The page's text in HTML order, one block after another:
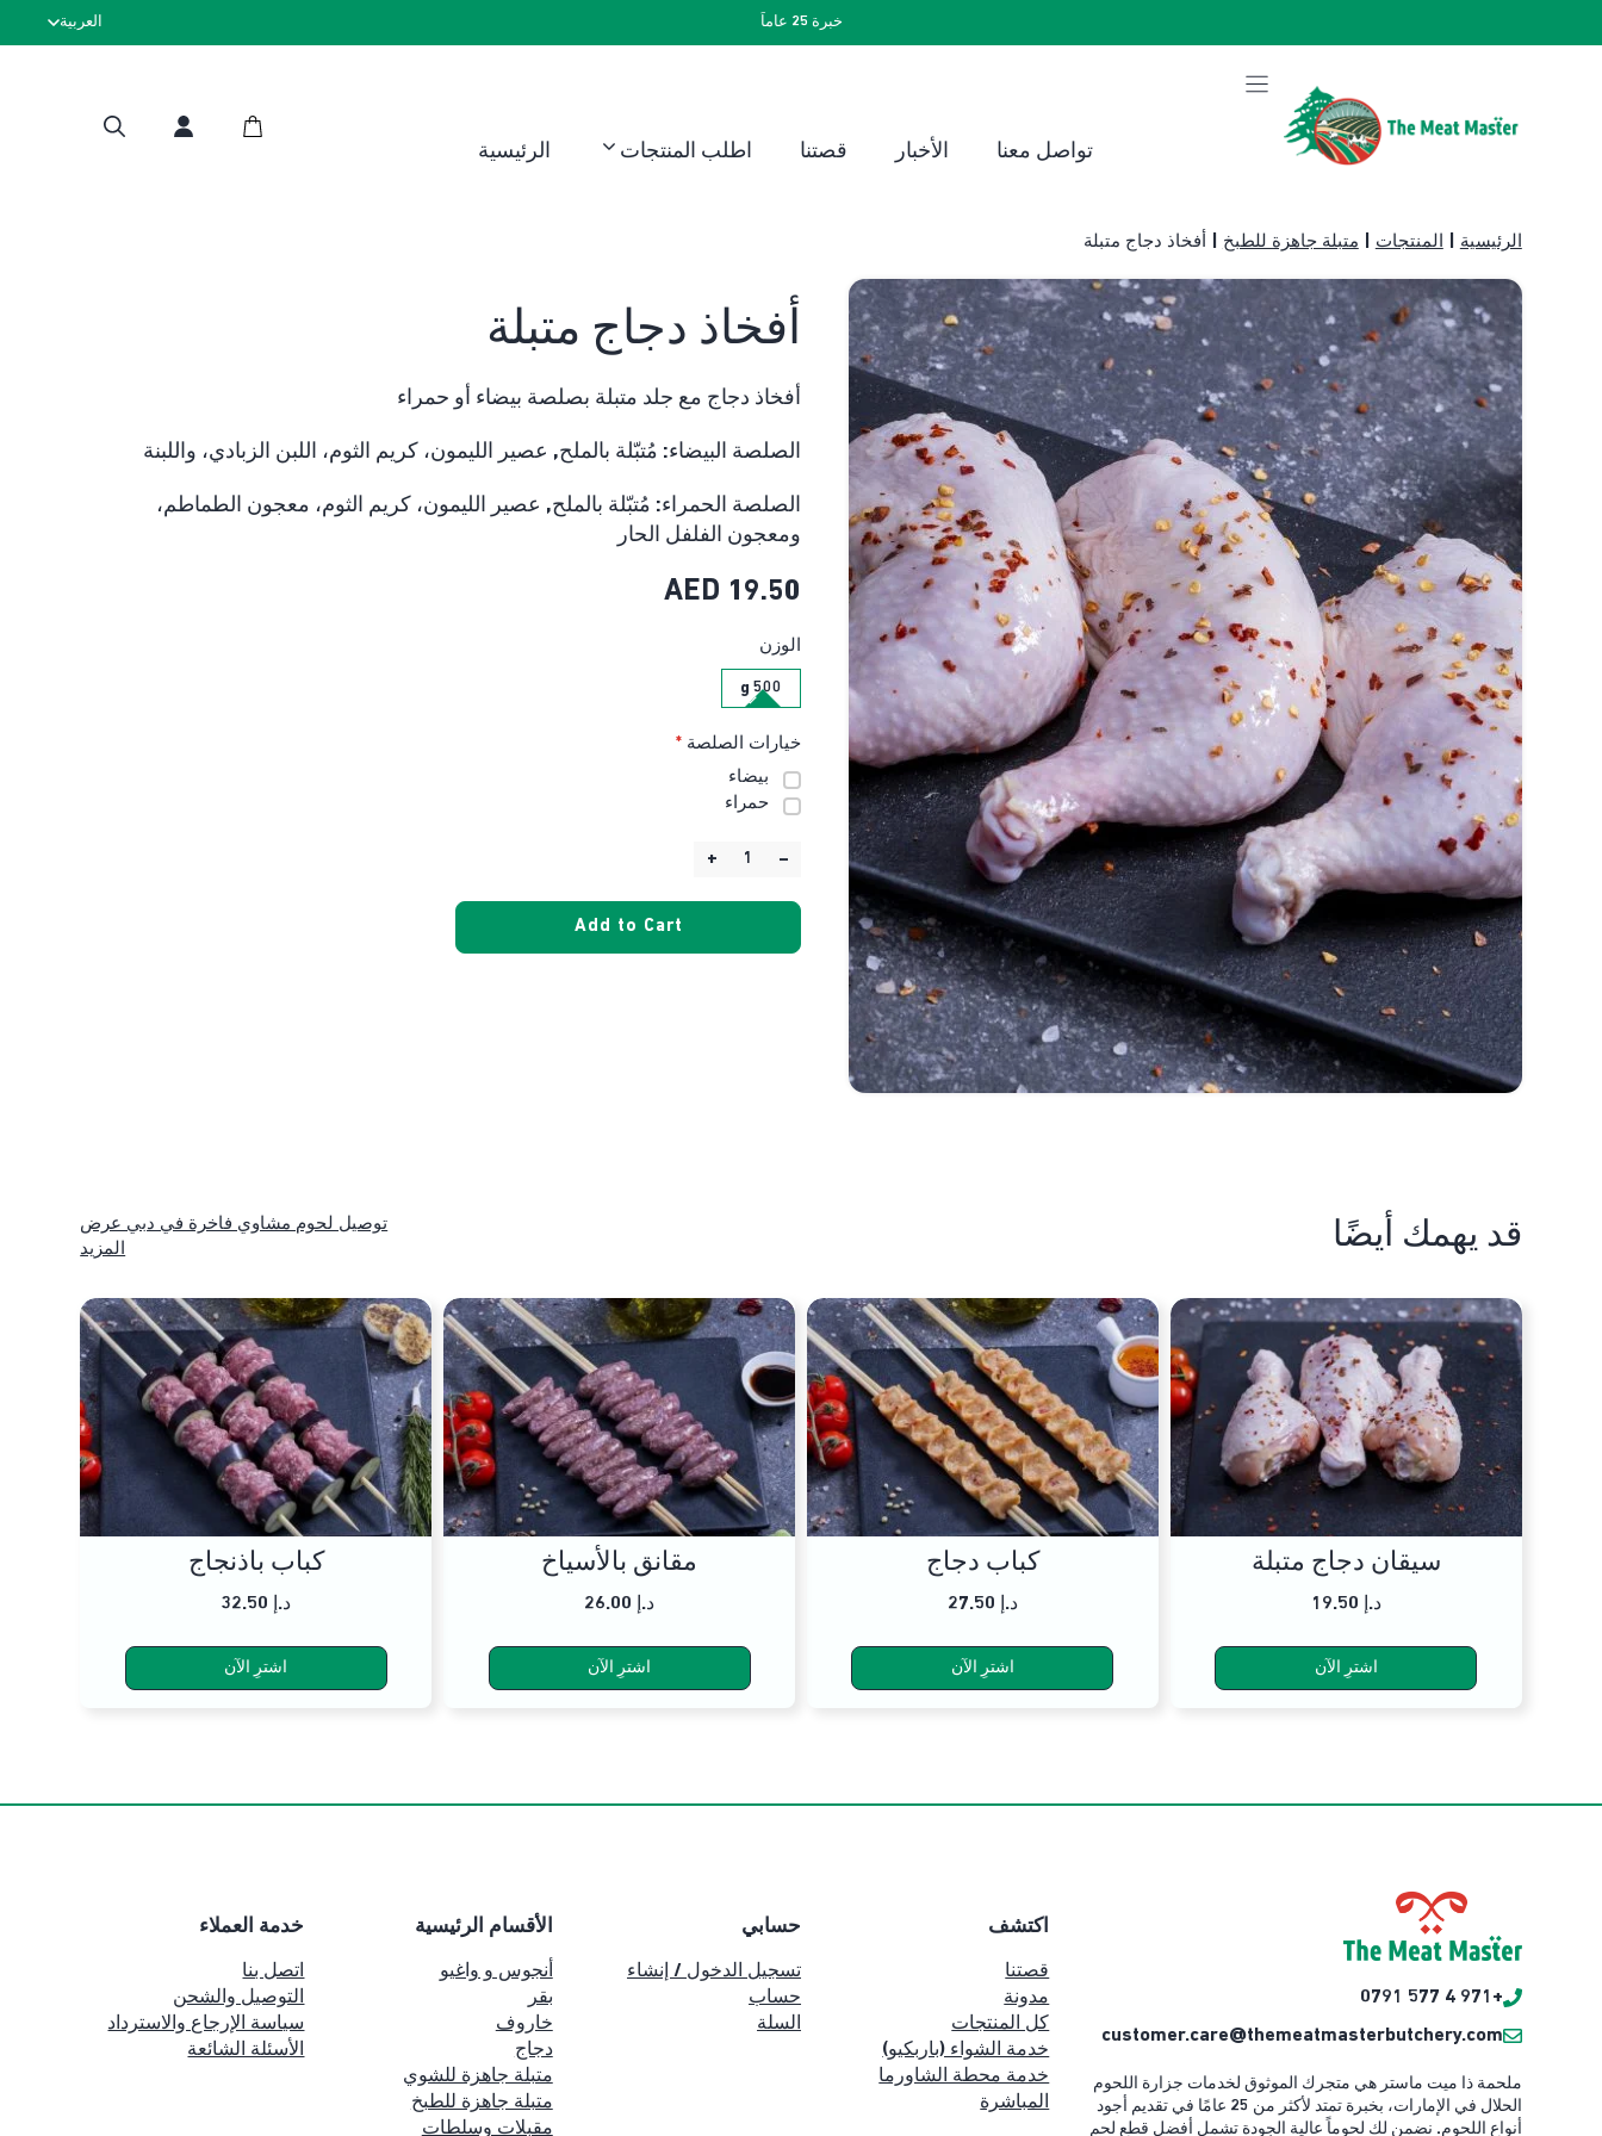
خبرة 25 عاماً لحوم حلال
العربية
تواصل معنا الأخبار قصتنا اطلب المنتجات الرئيسية
الرئيسية المنتجات متبلة جاهزة للطبخ أفخاذ دجاج متبلة
أفخاذ دجاج متبلة
أفخاذ دجاج مع جلد متبلة بصلصة بيضاء أو حمراء
الصلصة البيضاء: مُتبّلة بالملح, عصير الليمون، كريم الثوم، اللبن الزبادي، واللبنة
الصلصة الحمراء: مُتبّلة بالملح, عصير الليمون، كريم الثوم، معجون الطماطم،
ومعجون الفلفل الحار
19.50
AED
الوزن
500 g
خيارات الصلصة *
بيضاء
حمراء
–
+
Add to Cart
قد يهمك أيضًا
توصيل لحوم مشاوي فاخرة في دبي عرض
المزيد
سيقان دجاج متبلة
19.50 د.إ
اشترِ الآن
كباب دجاج
27.50 د.إ
اشترِ الآن
مقانق بالأسياخ
26.00 د.إ
اشترِ الآن
كباب باذنجاج
32.50 د.إ
اشترِ الآن
+971 4 577 0791
customer.care@themeatmasterbutchery.com
ملحمة ذا ميت ماستر هي متجرك الموثوق لخدمات جزارة اللحوم
الحلال في الإمارات، بخبرة تمتد لأكثر من 25 عامًا في تقديم أجود
أنواع اللحوم. نضمن لك لحوماً عالية الجودة تشمل أفضل قطع لحم
اكتشف
قصتنا
مدونة
كل المنتجات
خدمة الشواء (باربكيو)
خدمة محطة الشاورما
المباشرة
حسابي
تسجيل الدخول / إنشاء
حساب
السلة
الأقسام الرئيسية
أنجوس و واغيو
بقر
خاروف
دجاج
متبلة جاهزة للشوي
متبلة جاهزة للطبخ
مقبلات وسلطات
خدمة العملاء
اتصل بنا
التوصيل والشحن
سياسة الإرجاع والاسترداد
الأسئلة الشائعة